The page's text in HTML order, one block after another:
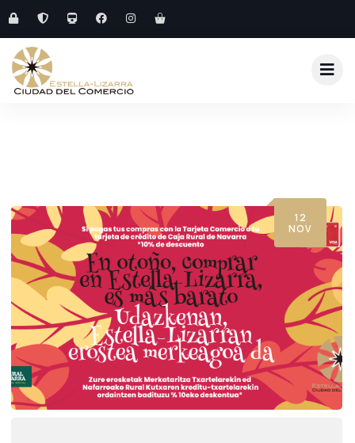
12
NOV